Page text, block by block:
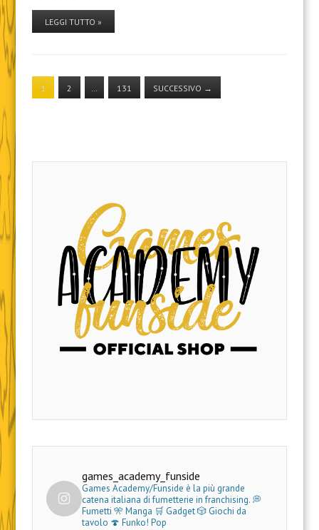
LEGGI TUTTO »
1 2 131 SUCCESSIVO →
games_academy_funside
Games Academy/Funside è la più grande
catena italiana di fumetterie in franchising.💭
Fumetti 🎌 Manga 🛒 Gadget🎲 Giochi da
tavolo 🍄 Funko! Pop